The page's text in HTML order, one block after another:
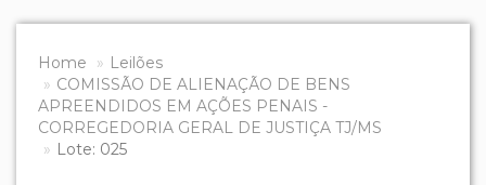
Home
Leilões
COMISSÃO DE ALIENAÇÃO DE BENS
APREENDIDOS EM AÇÕES PENAIS -
CORREGEDORIA GERAL DE JUSTIÇA TJ/MS
Lote: 025